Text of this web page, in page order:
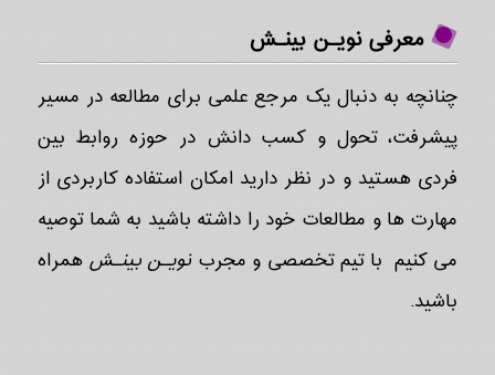
معرفی نویـن بینـش
چنانچه به دنبال یک مرجع علمی برای مطالعه در مسیر
پیشرفت، تحول و کسب دانش در حوزه روابط بین
فردی هستید و در نظر دارید امکان استفاده کاربردی از
مهارت ها و مطالعات خود را داشته باشید به شما توصیه
می کنیم با تیم تخصصی و مجربنویـن بینـش همراه
باشید.